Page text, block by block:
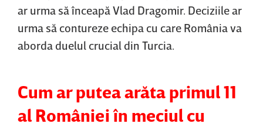
ar urma să înceapă Vlad Dragomir. Deciziile ar
urma să contureze echipa cu care România va
aborda duelul crucial din Turcia.
Cum ar putea arăta primul 11
al României în meciul cu